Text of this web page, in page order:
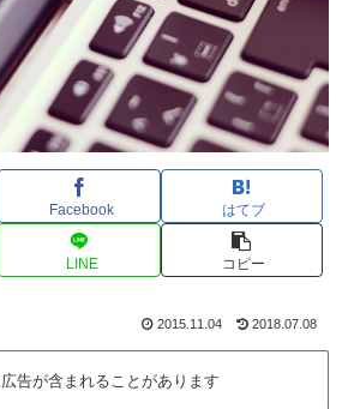
Facebook はてブ
LINE コピー
2015.11.04 2018.07.08
告が含まれることがあります